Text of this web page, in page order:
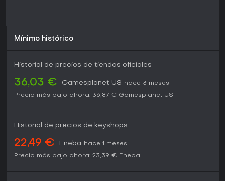
Mínimo histórico
Historial de precios de tiendas oficiales
36,03 € Gamesplanet US
hace 3 meses
Precio más bajo ahora: 36,87 € Gamesplanet US
Historial de precios de keyshops
22,49 € Eneba
hace 1 meses
Precio más bajo ahora: 23,39 € Eneba